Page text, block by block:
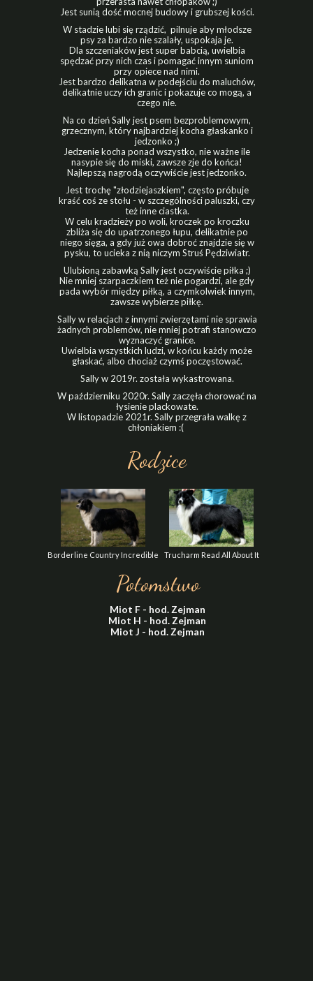
Miot F - hod. Zejman
Miot H - hod. Zejman
Miot J - hod. Zejman
Potomstwo
Trucharm Read All About It
Borderline Country Incredible
Rodzice
Jest sunią dość mocnej budowy i grubszej kości.
W stadzie lubi się rządzić, pilnuje aby młodsze
psy za bardzo nie szalały, uspokaja je.
Dla szczeniaków jest super babcią, uwielbia
spędzać przy nich czas i pomagać innym suniom
przy opiece nad nimi.
Jest bardzo delikatna w podejściu do maluchów,
delikatnie uczy ich granic i pokazuje co mogą, a
czego nie.
Na co dzień Sally jest psem bezproblemowym,
grzecznym, który najbardziej kocha głaskanko i
jedzonko ;)
Jedzenie kocha ponad wszystko, nie ważne ile
nasypie się do miski, zawsze zje do końca!
Najlepszą nagrodą oczywiście jest jedzonko.
Jest trochę "złodziejaszkiem", często próbuje
kraść coś ze stołu - w szczególności paluszki, czy
też inne ciastka.
W celu kradzieży po woli, kroczek po kroczku
zbliża się do upatrzonego łupu, delikatnie po
niego sięga, a gdy już owa dobroć znajdzie się w
pysku, to ucieka z nią niczym Struś Pędziwiatr.
Ulubioną zabawką Sally jest oczywiście piłka ;)
Nie mniej szarpaczkiem też nie pogardzi, ale gdy
pada wybór między piłką, a czymkolwiek innym,
zawsze wybierze piłkę.
Sally w relacjach z innymi zwierzętami nie sprawia
żadnych problemów, nie mniej potrafi stanowczo
wyznaczyć granice.
Uwielbia wszystkich ludzi, w końcu każdy może
głaskać, albo chociaż czymś poczęstować.
Sally w 2019r. została wykastrowana.
W październiku 2020r. Sally zaczęła chorować na
łysienie plackowate.
W listopadzie 2021r. Sally przegrała walkę z
chłoniakiem :(